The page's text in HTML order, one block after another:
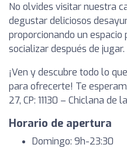
No olvides visitar nuestra
degustar deliciosos
proporcionando un
socializar después de jugar.
¡Ven y descubre todo lo que
para ofrecerte! Te
27, CP: 11130 – Chiclana de
Horario de apertura
Domingo: 9h-23:30